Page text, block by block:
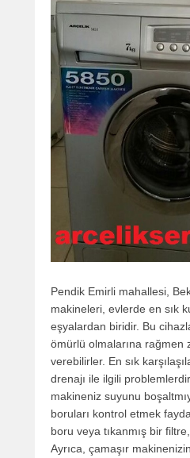
Pendik Emirli mahallesi,
makineleri, evlerde en sık
eşyalardan biridir. Bu
ömürlü olmalarına rağmen
verebilirler. En sık
drenajı ile ilgili
makineniz suyunu
boruları kontrol etmek
boru veya tıkanmış bir
Ayrıca, çamaşır